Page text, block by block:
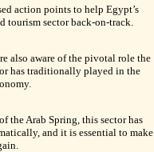
action points to help Egypt’s
tourism sector back-on-track.
also aware of the pivotal role the
has traditionally played in the
the Arab Spring, this sector has
and it is essential to make